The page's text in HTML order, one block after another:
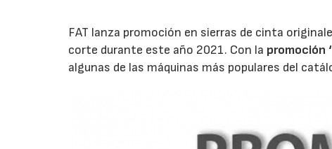
FAT lanza promoción en sierras de cinta
corte durante este año 2021. Con la promoción
algunas de las máquinas más populares del